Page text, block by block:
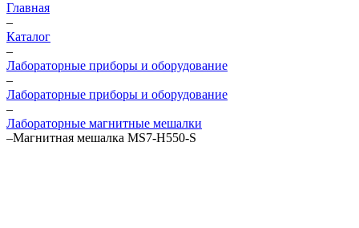
Главная
–
Каталог
–
Лабораторные приборы и оборудование
–
Лабораторные приборы и оборудование
–
Лабораторные магнитные мешалки
–Магнитная мешалка MS7-H550-S